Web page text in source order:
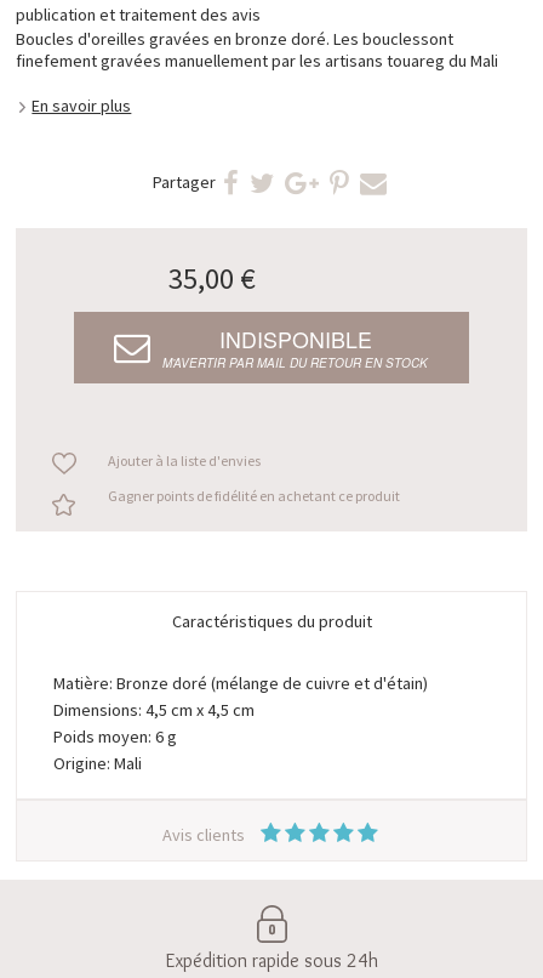
publication et traitement des avis
Boucles d'oreilles gravées en bronze doré. Les bouclessont
finefement gravées manuellement par les artisans touareg du Mali
En savoir plus
Partager
35,00 €
INDISPONIBLE
M’AVERTIR PAR MAIL DU RETOUR EN STOCK
Ajouter à la liste d'envies
Gagner points de fidélité en achetant ce produit
Caractéristiques du produit
Matière: Bronze doré (mélange de cuivre et d'étain)
Dimensions: 4,5 cm x 4,5 cm
Poids moyen: 6 g
Origine: Mali
Avis clients
Expédition rapide sous 24h